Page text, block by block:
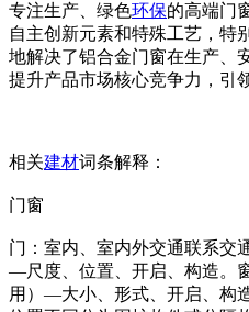
专注生产、绿色环保的高端门
自主创新元素和特殊工艺，特
地解决了铝合金门窗在生产、
提升产品市场核心竞争力，引
相关建材词条解释：
门窗
门：室内、室内外交通联系交
—尺度、位置、开启、构造。
用）—大小、形式、开启、构